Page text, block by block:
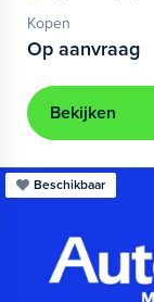
Kopen
Op aanvraag
Bekijken
Beschikbaar